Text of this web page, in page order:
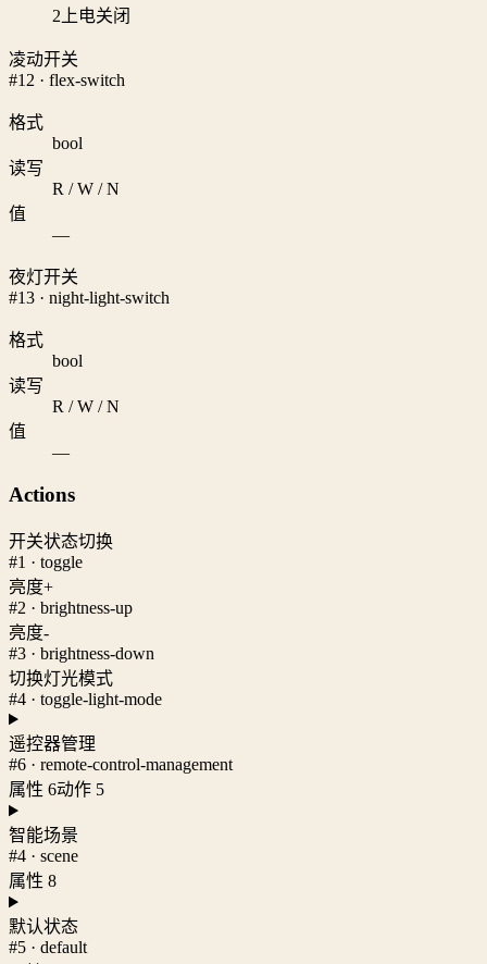
2 上电关闭
凌动开关
#12 · flex-switch
格式
bool
读写
R / W / N
值
—
夜灯开关
#13 · night-light-switch
格式
bool
读写
R / W / N
值
—
Actions
开关状态切换
#1 · toggle
亮度+
#2 · brightness-up
亮度-
#3 · brightness-down
切换灯光模式
#4 · toggle-light-mode
遥控器管理
#6 · remote-control-management
属性 6动作 5
智能场景
#4 · scene
属性 8
默认状态
#5 · default